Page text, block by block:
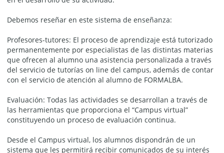
Debemos reseñar en este sistema de enseñanza:
Profesores-tutores: El proceso de aprendizaje está tutorizado
permanentemente por especialistas de las distintas materias
que ofrecen al alumno una asistencia personalizada a través
del servicio de tutorías on line del campus, además de contar
con el servicio de atención al alumno de FORMALBA.
Evaluación: Todas las actividades se desarrollan a través de
las herramientas que proporciona el “Campus virtual”
constituyendo un proceso de evaluación continua.
Desde el Campus virtual, los alumnos dispondrán de un
sistema que les permitirá recibir comunicados de su interés